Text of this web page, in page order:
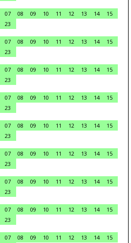
07 08 09 10 11 12 13 14
15
23
07 08 09 10 11 12 13 14
15
23
07 08 09 10 11 12 13 14
15
23
07 08 09 10 11 12 13 14
15
23
07 08 09 10 11 12 13 14
15
23
07 08 09 10 11 12 13 14
15
23
07 08 09 10 11 12 13 14
15
23
07 08 09 10 11 12 13 14
15
23
07 08 09 10 11 12 13 14
15